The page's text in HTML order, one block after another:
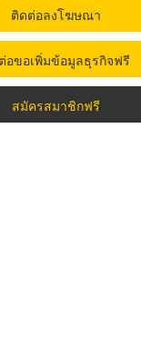
ติดต่อลงโฆษณา
อขอเพิ่มข้อมูลธุรกิจฟรี
สมัครสมาชิกฟรี